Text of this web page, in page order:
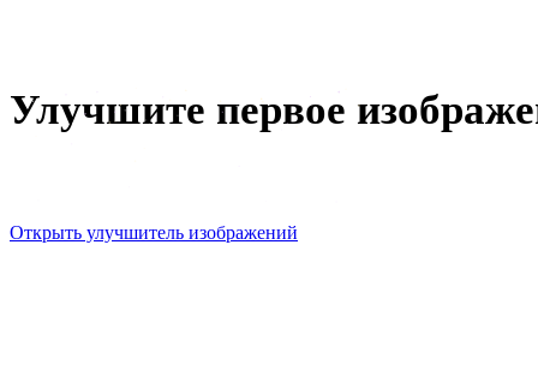
Улучшите первое
Открыть улучшитель изображений